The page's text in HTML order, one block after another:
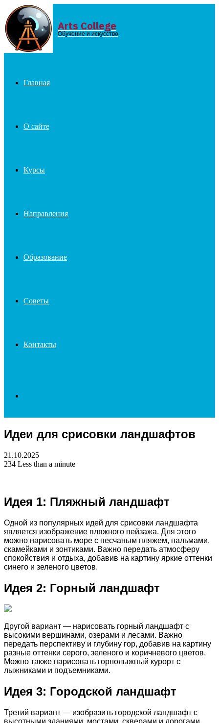
Menu Arts College
Обучение и искусство
Главная
О сайте
Курсы
Направления
Образование
Советы
Контакты
for
Идеи для срисовки ландшафтов
21.10.2025
234 Less than a minute
Идея 1: Пляжный ландшафт
Одной из популярных идей для срисовки ландшафта
является изображение пляжного пейзажа. Для этого
можно нарисовать море с песчаным пляжем, пальмами,
скамейками и зонтиками. Важно передать атмосферу
спокойствия и отдыха, добавив на картину яркие оттенки
синего и зеленого цветов.
Идея 2: Горный ландшафт
Другой вариант — нарисовать горный ландшафт с
высокими вершинами, озерами и лесами. Важно
передать перспективу и глубину гор, добавив на картину
разные оттенки серого, зеленого и коричневого цветов.
Можно также нарисовать горнолыжный курорт с
лыжниками и подъемниками.
Идея 3: Городской ландшафт
Третий вариант — изобразить городской ландшафт с